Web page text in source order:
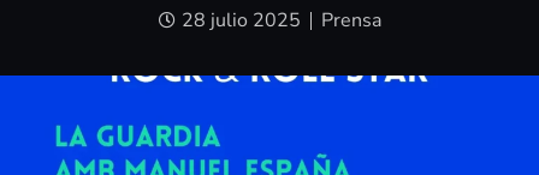
28 julio 2025 Prensa